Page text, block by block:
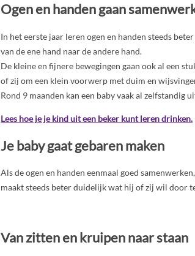
Ogen en handen gaan
In het eerste jaar leren ogen en handen steeds
van de ene hand naar de andere hand.
De kleine en fijnere bewegingen gaan ook al een
of zij om een klein voorwerp met duim en
Rond 9 maanden kan een baby vaak al zelfstandig
Lees hoe je je kind uit een beker kunt leren drinken.
Je baby gaat gebaren maken
Als de ogen en handen eenmaal goed
maakt steeds beter duidelijk wat hij of zij wil door
Van zitten en kruipen naar staan